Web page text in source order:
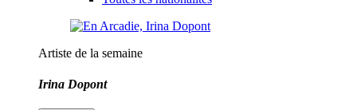
Artiste de la semaine
Irina Dopont